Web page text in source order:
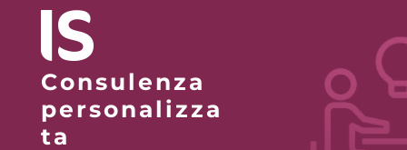
Consulenza
personalizza
ta